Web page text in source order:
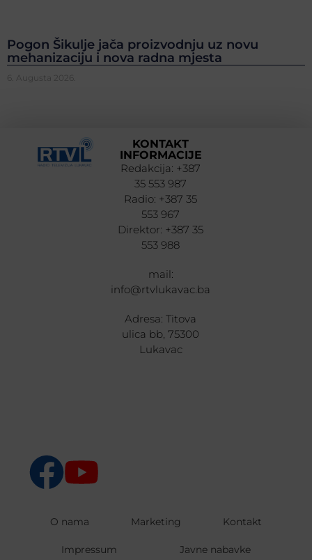
Pogon Šikulje jača proizvodnju uz novu
mehanizaciju i nova radna mjesta
6. Augusta 2026.
KONTAKT
INFORMACIJE
Redakcija: +387
35 553 987
Radio: +387 35
553 967
Direktor: +387 35
553 988
mail:
info@rtvlukavac.ba
Adresa: Titova
ulica bb, 75300
Lukavac
O nama Marketing Kontakt
Impressum Javne nabavke